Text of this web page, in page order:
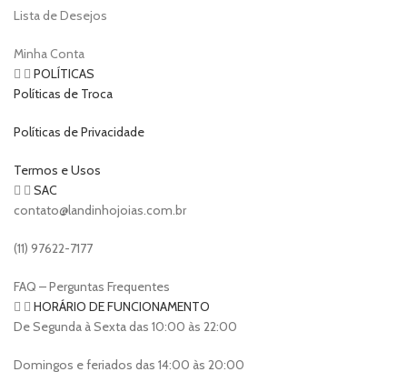
Lista de Desejos
Minha Conta
POLÍTICAS
Políticas de Troca
Políticas de Privacidade
Termos e Usos
SAC
contato@landinhojoias.com.br
(11) 97622-7177
FAQ – Perguntas Frequentes
HORÁRIO DE FUNCIONAMENTO
De Segunda à Sexta das 10:00 às 22:00
Domingos e feriados das 14:00 às 20:00